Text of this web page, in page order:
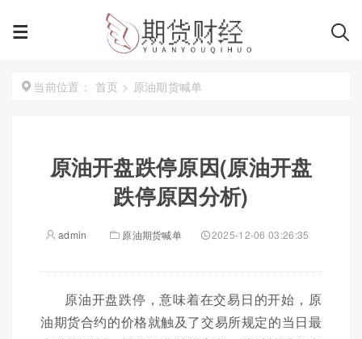
当前位置： 首页 > 原油期货喊单
原油开盘跌停原因(原油开盘
跌停原因分析)
admin 原油期货喊单 2025-12-06 03:26:35
原油开盘跌停，意味着在交易日的开始，原
油期货合约的价格就触及了交易所规定的当日最